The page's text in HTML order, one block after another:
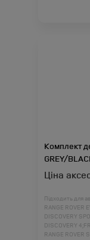
Комплект
GREY/
Ціна
Підходить для
RANGE ROVER
DISCOVERY
DISCOVERY 4;
RANGE ROVER